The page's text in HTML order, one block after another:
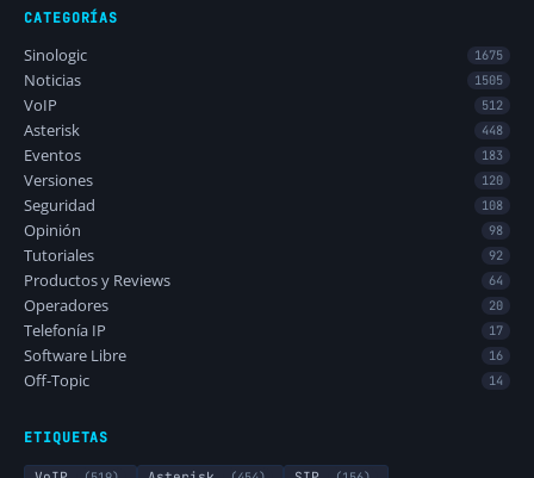
CATEGORÍAS
Sinologic 1675
Noticias 1505
VoIP 512
Asterisk 448
Eventos 183
Versiones 120
Seguridad 108
Opinión 98
Tutoriales 92
Productos y Reviews 64
Operadores 20
Telefonía IP 17
Software Libre 16
Off-Topic 14
ETIQUETAS